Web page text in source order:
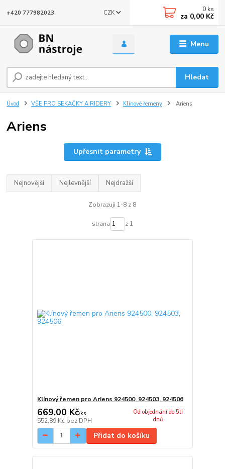
Menu
CZK
Hledat
+420 777982023 0 ks
za 0,00 Kč
Úvod VŠE PRO SEKAČKY A RIDERY Klínové řemeny Ariens
Ariens
Upřesnit parametry
Nejnovější Nejlevnější Nejdražší
Zobrazuji 1-8 z 8
strana z 1
Klínový řemen pro Ariens 924500, 924503, 924506
669,00 Kč/ks
552,89 Kč bez DPH
Od objednání do 5ti
dnů
Přidat do košíku